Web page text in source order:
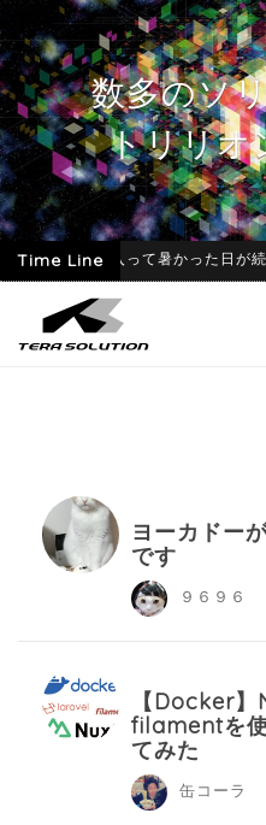
数多のソ
トリリオ
Time Line
06-09 6月に入って暑かった日が続
ヨーカドー
です
９６９６
【Docker
filamentを
てみた
缶コーラ